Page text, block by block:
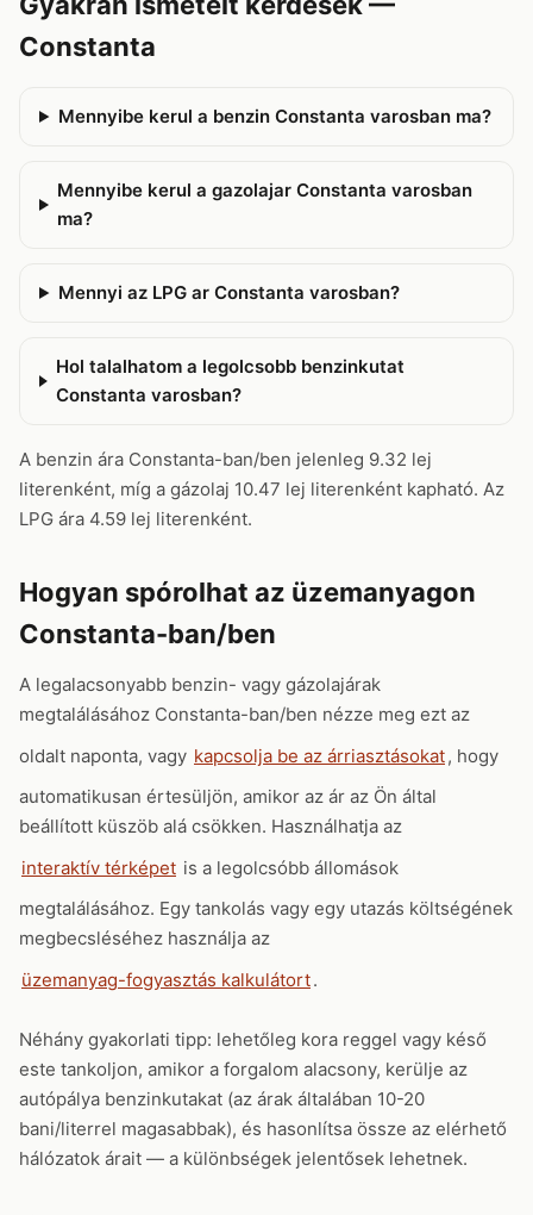
Constanta
Mennyibe kerul a benzin Constanta varosban ma?
Mennyibe kerul a gazolajar Constanta varosban
ma?
Mennyi az LPG ar Constanta varosban?
Hol talalhatom a legolcsobb benzinkutat
Constanta varosban?
A benzin ára Constanta-ban/ben jelenleg 9.32 lej
literenként, míg a gázolaj 10.47 lej literenként kapható. Az
LPG ára 4.59 lej literenként.
Hogyan spórolhat az üzemanyagon
Constanta-ban/ben
A legalacsonyabb benzin- vagy gázolajárak
megtalálásához Constanta-ban/ben nézze meg ezt az
oldalt naponta, vagy kapcsolja be az árriasztásokat, hogy
automatikusan értesüljön, amikor az ár az Ön által
beállított küszöb alá csökken. Használhatja az
interaktív térképet is a legolcsóbb állomások
megtalálásához. Egy tankolás vagy egy utazás költségének
megbecsléséhez használja az
üzemanyag-fogyasztás kalkulátort.
Néhány gyakorlati tipp: lehetőleg kora reggel vagy késő
este tankoljon, amikor a forgalom alacsony, kerülje az
autópálya benzinkutakat (az árak általában 10-20
bani/literrel magasabbak), és hasonlítsa össze az elérhető
hálózatok árait — a különbségek jelentősek lehetnek.